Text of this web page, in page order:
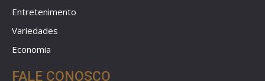
Entretenimento
Variedades
Economia
FALE CONOSCO